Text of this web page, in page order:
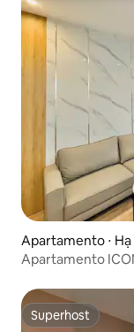
Apartamento ⋅
Apartamento
Superhost
Superhost